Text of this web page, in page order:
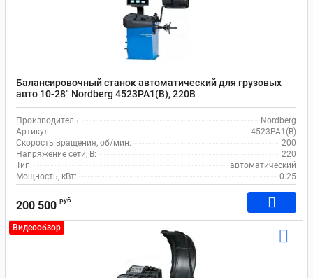
Балансировочный станок автоматический для грузовых
авто 10-28" Nordberg 4523PA1(B), 220В
Производитель:
Nordberg
Артикул:
4523PA1(B)
Скорость вращения, об/мин:
200
Напряжение сети, В:
220
Тип:
автоматический
Мощность, кВт:
0.25
200 500 руб
Видеообзор